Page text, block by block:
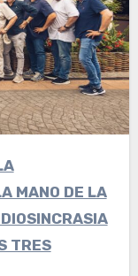
MANO DE LA
TRES